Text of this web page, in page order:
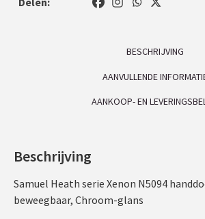
BESCHRIJVING
AANVULLENDE
AANKOOP- EN
Beschrijving
Samuel Heath serie Xenon N5094
beweegbaar, Chroom-glans